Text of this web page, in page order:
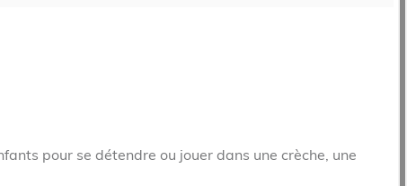
pour se détendre ou jouer dans une crèche, une